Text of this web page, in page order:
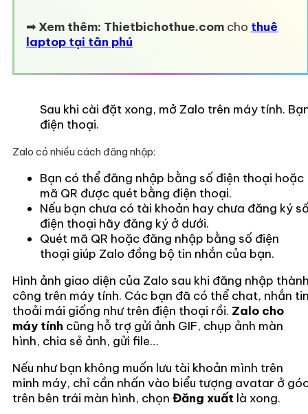
➟ Xem thêm: Thietbichothue.com cho thuê
laptop tại tân phú
Sau khi cài đặt xong, mở Zalo trên máy tính.
điện thoại.
Zalo có nhiều cách đăng nhập:
Bạn có thể đăng nhập bằng số điện thoại hoặc
mã QR được quét bằng điện thoại.
Nếu bạn chưa có tài khoản hay chưa đăng ký
điện thoại hãy đăng ký ở dưới.
Quét mã QR hoặc đăng nhập bằng số điện
thoại giúp Zalo đồng bộ tin nhắn của bạn.
Hình ảnh giao diện của Zalo sau khi đăng nhập
công trên máy tính. Các bạn đã có thể chat, nhắn
thoải mái giống như trên điện thoại rồi. Zalo cho
máy tính cũng hỗ trợ gửi ảnh GIF, chụp ảnh màn
hình, chia sẻ ảnh, gửi file…
Nếu như bạn không muốn lưu tài khoản mình trên
minh máy, chỉ cần nhấn vào biểu tượng avatar ở
trên bên trái màn hình, chọn Đăng xuất là xong.